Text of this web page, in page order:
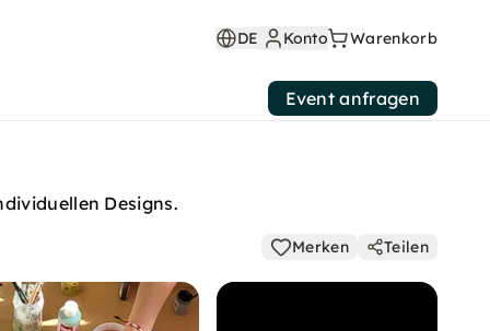
DE Konto Warenkorb
Event anfragen
Designs.
Merken Teilen